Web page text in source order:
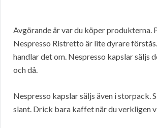
Avgörande är var du köper produkterna.
Nespresso Ristretto är lite dyrare
handlar det om. Nespresso kapslar säljs
och då.
Nespresso kapslar säljs även i storpack.
slant. Drick bara kaffet när du verkligen